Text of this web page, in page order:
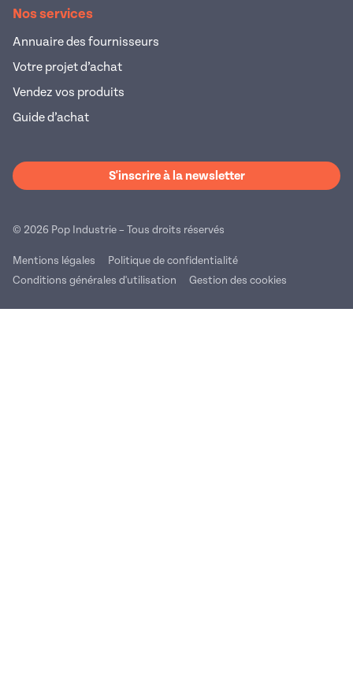
Nos services
Annuaire des fournisseurs
Votre projet d’achat
Vendez vos produits
Guide d’achat
S'inscrire à la newsletter
© 2026 Pop Industrie – Tous droits réservés
Mentions légales
Politique de confidentialité
Conditions générales d'utilisation
Gestion des cookies